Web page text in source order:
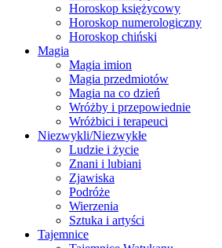
Horoskop księżycowy
Horoskop numerologiczny
Horoskop chiński
Magia
Magia imion
Magia przedmiotów
Magia na co dzień
Wróżby i przepowiednie
Wróżbici i terapeuci
Niezwykli/Niezwykłe
Ludzie i życie
Znani i lubiani
Zjawiska
Podróże
Wierzenia
Sztuka i artyści
Tajemnice